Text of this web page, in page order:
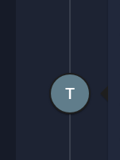
T